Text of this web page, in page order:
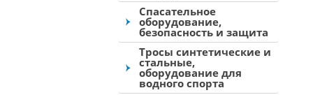
Спасательное
оборудование,
безопасность и защита
Тросы синтетические и
стальные,
оборудование для
водного спорта